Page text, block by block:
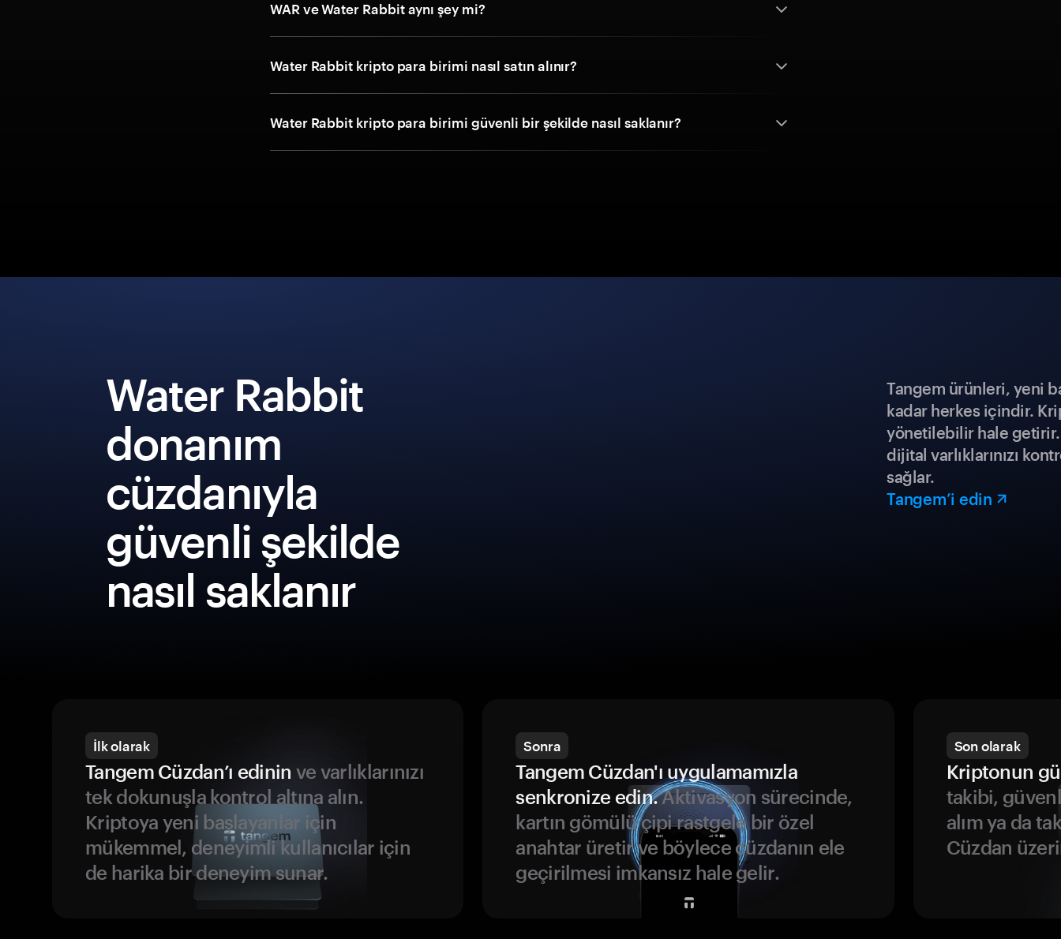
WAR ve Water Rabbit aynı şey mi?
Water Rabbit kripto para birimi nasıl satın alınır?
Water Rabbit kripto para birimi güvenli bir şekilde nasıl saklanır?
Water Rabbit
donanım
cüzdanıyla
güvenli şekilde
nasıl saklanır
Tangem ürünleri, yeni
kadar herkes içindir.
yönetilebilir hale
dijital varlıklarınızı
sağlar.
Tangem’i edin
İlk olarak
Tangem Cüzdan’ı edinin ve varlıklarınızı
tek dokunuşla kontrol altına alın.
Kriptoya yeni başlayanlar için
mükemmel, deneyimli kullanıcılar için
de harika bir deneyim sunar.
Sonra
Tangem Cüzdan'ı uygulamamızla
senkronize edin.Aktivasyon sürecinde,
kartın gömülü çipi rastgele bir özel
anahtar üretir ve böylece cüzdanın ele
geçirilmesi imkansız hale gelir.
Son olarak
Kriptonun
takibi,
alım ya da
Cüzdan